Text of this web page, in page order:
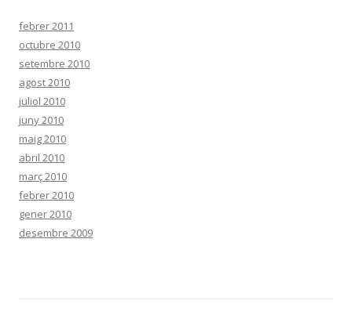
febrer 2011
octubre 2010
setembre 2010
agost 2010
juliol 2010
juny 2010
maig 2010
abril 2010
març 2010
febrer 2010
gener 2010
desembre 2009